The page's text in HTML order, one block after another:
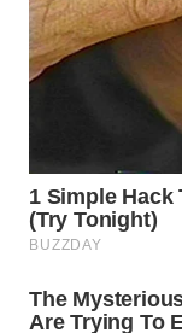
MAJALENGKA
SUKABUMI
WN